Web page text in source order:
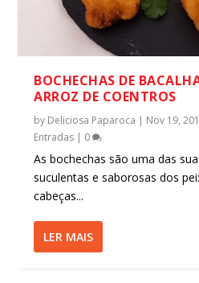
BOCHECHAS DE
ARROZ DE COENTROS
by Deliciosa Paparoca | Nov 19,
Entradas | 0
As bochechas são uma das
suculentas e saborosas dos
cabeças...
LER MAIS